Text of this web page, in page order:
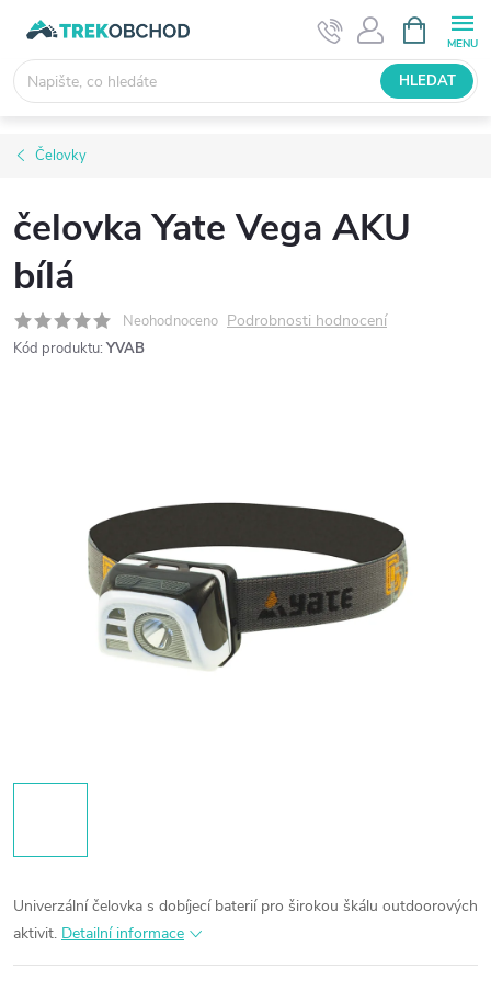
obsah
NÁKUPNÍ
KOŠÍK
HLEDAT
Čelovky
čelovka Yate Vega AKU
bílá
Neohodnoceno Podrobnosti hodnocení
Kód produktu: YVAB
Univerzální čelovka s dobíjecí baterií pro širokou škálu outdoorových
aktivit. Detailní informace